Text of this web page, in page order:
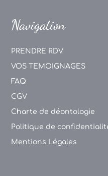
Navigation
PRENDRE RDV
VOS TEMOIGNAGES
FAQ
CGV
Charte de déontologie
Politique de
Mentions Légales